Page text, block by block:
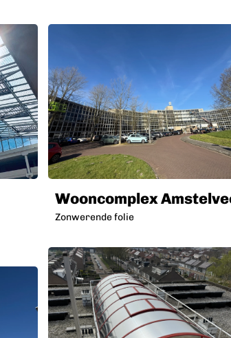
Wooncomplex
Zonwerende folie